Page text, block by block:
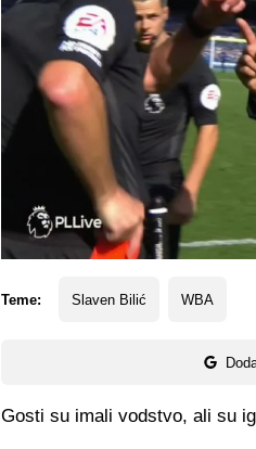
Teme: Slaven Bilić WBA
Gosti su imali vodstvo, ali su